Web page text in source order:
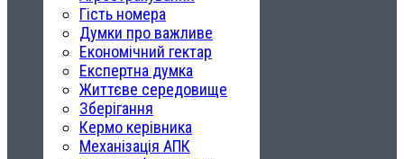
Гість номера
Думки про важливе
Економічний гектар
Експертна думка
Життєве середовище
Зберігання
Кермо керівника
Механізація АПК